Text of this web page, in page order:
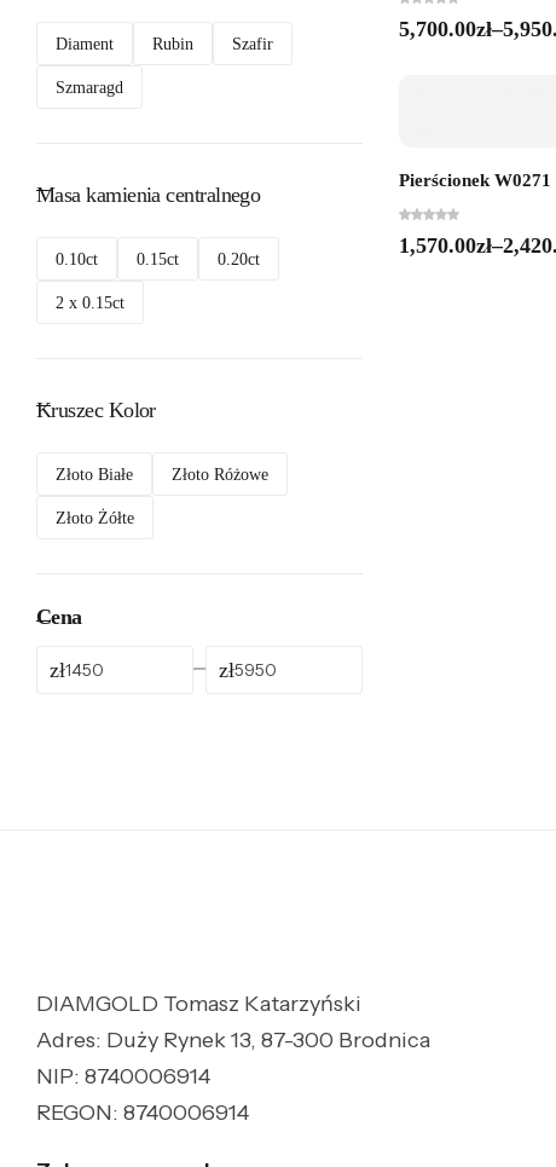
5,700.00zł–
Pierścionek W0271
1,570.00zł–
Diament Rubin Szafir
Szmaragd
Masa kamienia centralnego
0.10ct 0.15ct 0.20ct
2 x 0.15ct
Kruszec Kolor
Złoto Białe Złoto Różowe
Złoto Żółte
Cena
zł zł
DIAMGOLD Tomasz Katarzyński
Adres: Duży Rynek 13, 87-300 Brodnica
NIP: 8740006914
REGON: 8740006914